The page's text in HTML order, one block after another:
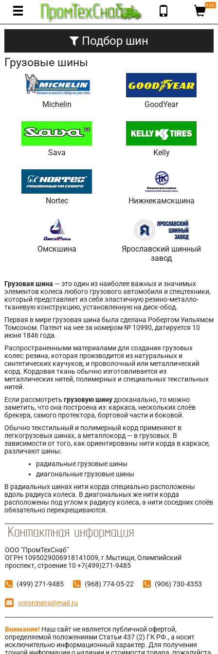
0 шт.
Подбор шин
Грузовые шины
Michelin GoodYear
Sava Kelly
Nortec Нижнекамскшина
Омскшина
Ярославский шинный
завод
Грузовая шина — это один из наиболее важных и значимых
элементов колеса любого грузового автомобиля и спецтехники,
который представляет из себя эластичную резино-металло-
тканевую конструкцию, установленную на диск-обод.
Первая в мире грузовая шина была сделана Робертом Уильямом
Томсоном. Патент на нее за номером № 10990, датируется 10
июня 1846 года.
Распространенными материалами для создания грузовых
колес: резина, которая производится из натуральных и
синтетических каучуков, и проволочный или металлический
корд. Кордовая ткань обычно изготовливается из
металлических нитей, полимерных и специальных текстильных
нитей.
Если рассмотреть грузовую шину досканально,то можно
заметить, что она построена из: каркаса, нескольких слоёв
брекера, самого протектора, бортовой части и боковой.
Обычно текстильный и полимерный корд применяют в
легкогрузовых шинах, а металлокорд — в грузовых. В
зависимости от того, как ориентированы нити корда в каркасе,
различают шины:
радиальные грузовые шины
диагональные грузовые шины
В радиальных шинах нити корда специально расположены
вдоль радиуса колеса. В диагональных же нити корда
расположены под углом к радиусу колеса, а нити соседних слоёв
обязательно перекрещиваются.
ООО "ПромТехСнаб"
ОГРН 1095029006918141009, г.Мытищи, Олимпийский
проспект, строение 10 +7(499)271-9485
(499) 271-9485 (968) 774-05-22 (906) 730-4353
voroninpts@mail.ru
Внимание! Наш сайт не является публичной офертой,
определяемой положениями Статьи 437 (2) ГК РФ., а носит
исключительно информационный характер. Для получения